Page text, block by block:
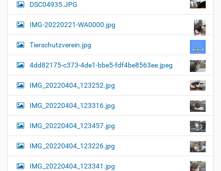
i
l
r
e
…
N
a
i
g
a
t
i
o
n
DSC04935.JPG
IMG-20220221-WA0000.jpg
Tierschutzverein.jpg
4dd82175-c373-4de1-bbe5-fdf4be8563ee.jpeg
IMG_20220404_123252.jpg
IMG_20220404_123316.jpg
IMG_20220404_123457.jpg
IMG_20220404_123226.jpg
IMG_20220404_123341.jpg